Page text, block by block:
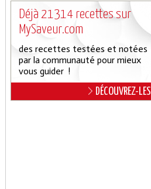
Déjà 21314 recettes sur
MySaveur.com
des recettes testées et notées
par la communauté pour mieux
vous guider !
DÉCOUVREZ-LES